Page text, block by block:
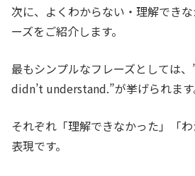
次に、よくわからない・理解でき
ーズをご紹介します。
最もシンプルなフレーズとしては
didn’t understand.”が挙げられます
それぞれ「理解できなかった」「
表現です。